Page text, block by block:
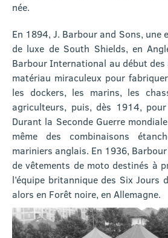
née.
En 1894, J. Barbour and Sons, une
de luxe de South Shields, en
Barbour International au début
matériau miraculeux pour
les dockers, les marins, les
agriculteurs, puis, dès 1914, pour
Durant la Seconde Guerre
même des combinaisons
mariniers anglais. En 1936,
de vêtements de moto destinés à
l’équipe britannique des Six Jours
alors en Forêt noire, en Allemagne.